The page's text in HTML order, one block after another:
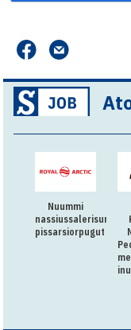
Nuummi
nassiussalerisumik
pissarsiorpugut